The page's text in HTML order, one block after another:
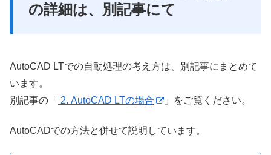
の詳細は、別記事にて
AutoCAD LTでの自動処理の考え方は、別記事にまとめて
います。
別記事の「
2. AutoCAD LTの場合 」をご覧ください。
AutoCADでの方法と併せて説明しています。